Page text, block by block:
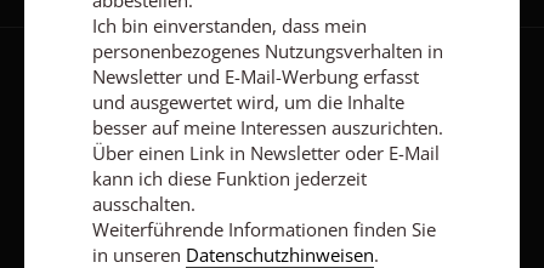
AGB und Widerrufsbelehrung Datenschutz Barrierefreiheit
Impressum
Vertrag widerrufen
Ich bin einverstanden, dass mein
personenbezogenes Nutzungsverhalten in
Newsletter und E-Mail-Werbung erfasst
und ausgewertet wird, um die Inhalte
besser auf meine Interessen auszurichten.
Über einen Link in Newsletter oder E-Mail
kann ich diese Funktion jederzeit
ausschalten.
Weiterführende Informationen finden Sie
in unseren Datenschutzhinweisen.